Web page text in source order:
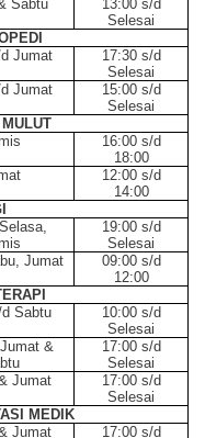
Sabtu
13:00 s/d
Selesai
Jumat
17:30 s/d
Selesai
Jumat
15:00 s/d
Selesai
16:00 s/d
18:00
12:00 s/d
14:00
19:00 s/d
Selesai
Jumat
09:00 s/d
12:00
Sabtu
10:00 s/d
Selesai
&
17:00 s/d
Selesai
Jumat
17:00 s/d
Selesai
MEDIK
Jumat
17:00 s/d